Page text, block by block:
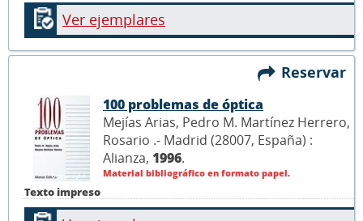
Ver ejemplares
Reservar
Texto impreso
100 problemas de óptica
Mejías Arias, Pedro M. Martínez Herrero,
Rosario .- Madrid (28007, España) :
Alianza, 1996.
Material bibliográfico en formato papel.